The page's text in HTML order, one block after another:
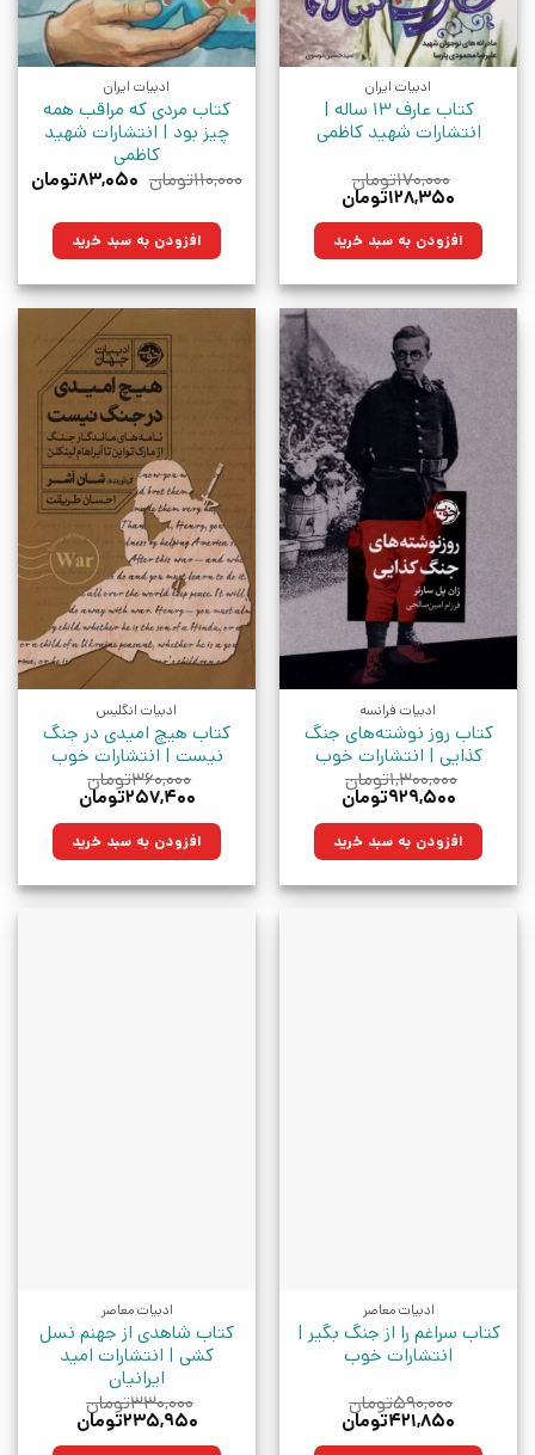
ادبیات ایران
کتاب عارف 13 ساله |
انتشارات شهید کاظمی
۱۷۰,۰۰۰تومان
قیمت
۱۷۰,۰۰۰تومان
بود.
۱۲۸,۳۵۰تومان
۱۲۸,۳۵۰تومان.افزودن به سبد خرید
ادبیات ایران
کتاب مردی که مراقب همه
چیز بود | انتشارات شهید
کاظمی
۱۱۰,۰۰۰تومان قیمت
بود.
۸۳,۰۵۰تومان
افزودن به سبد خرید
ادبیات فرانسه
کتاب روز نوشته‌های جنگ
کذایی | انتشارات خوب
۱,۳۰۰,۰۰۰تومان
قیمت
۱,۳۰۰,۰۰۰تومان
بود.
۹۲۹,۵۰۰تومان
۹۲۹,۵۰۰تومان.افزودن به سبد خرید
ادبیات انگلیس
کتاب هیچ امیدی در جنگ
نیست | انتشارات خوب
۳۶۰,۰۰۰تومان
قیمت
۳۶۰,۰۰۰تومان
بود.
۲۵۷,۴۰۰تومان
۲۵۷,۴۰۰تومان.افزودن به سبد خرید
ادبیات معاصر
کتاب سراغم را از جنگ بگیر |
انتشارات خوب
۵۹۰,۰۰۰تومان
قیمت
۴۲۱,۸۵۰تومان
ادبیات معاصر
کتاب شاهدی از جهنم نسل
کشی | انتشارات امید
ایرانیان
۳۳۰,۰۰۰تومان
قیمت
۲۳۵,۹۵۰تومان